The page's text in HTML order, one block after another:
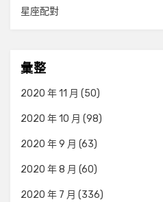
星座配對
彙整
2020 年 11 月 (50)
2020 年 10 月 (98)
2020 年 9 月 (63)
2020 年 8 月 (60)
2020 年 7 月 (336)